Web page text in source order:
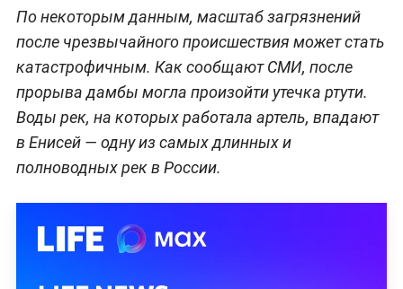
По некоторым данным, масштаб загрязнений
после чрезвычайного происшествия может стать
катастрофичным. Как сообщают СМИ, после
прорыва дамбы могла произойти утечка ртути.
Воды рек, на которых работала артель, впадают
в Енисей — одну из самых длинных и
полноводных рек в России.